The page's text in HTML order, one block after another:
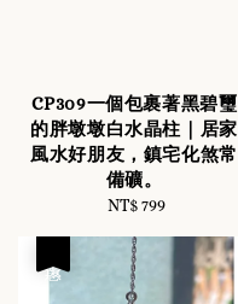
CP309一個包裹著黑碧璽
的胖墩墩白水晶柱｜居家
風水好朋友，鎮宅化煞常
備礦。
Regular
NT$ 799